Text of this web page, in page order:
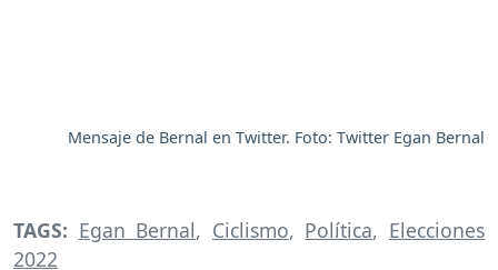
Mensaje de Bernal en Twitter. Foto: Twitter Egan Bernal
TAGS: Egan Bernal, Ciclismo, Política, Elecciones
2022